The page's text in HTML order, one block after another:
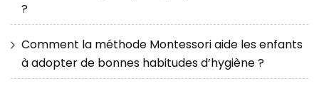
?
Comment la méthode Montessori aide les enfants
à adopter de bonnes habitudes d’hygiène ?